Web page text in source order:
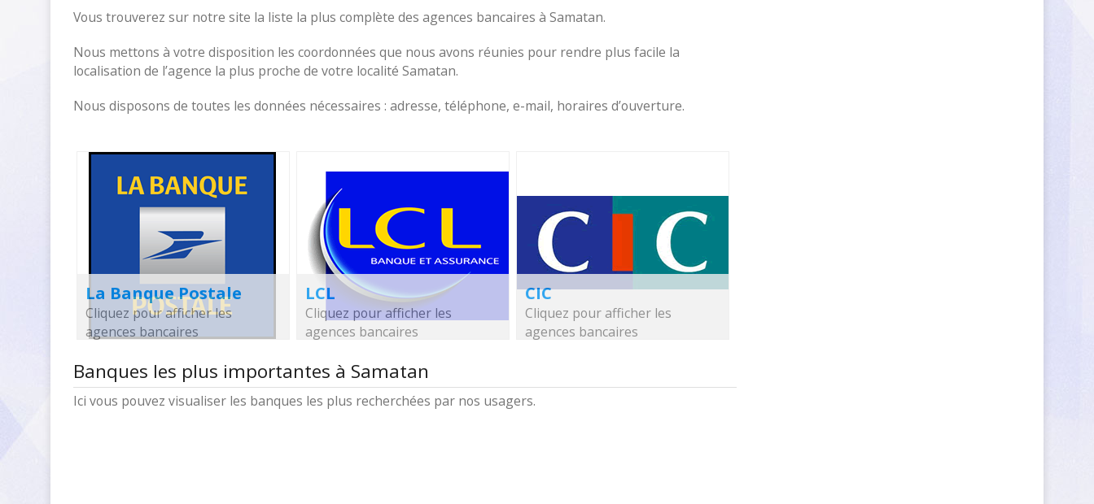
Vous trouverez sur notre site la liste la plus complète des agences bancaires à Samatan.
Nous mettons à votre disposition les coordonnées que nous avons réunies pour rendre plus facile la
localisation de l’agence la plus proche de votre localité Samatan.
Nous disposons de toutes les données nécessaires : adresse, téléphone, e-mail, horaires d’ouverture.
La Banque Postale
Cliquez pour afficher les
agences bancaires
LCL
Cliquez pour afficher les
agences bancaires
CIC
Cliquez pour afficher les
agences bancaires
Banques les plus importantes à Samatan
Ici vous pouvez visualiser les banques les plus recherchées par nos usagers.